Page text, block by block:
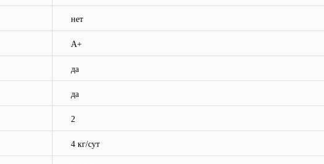
нет
A+
да
да
2
4 кг/сут